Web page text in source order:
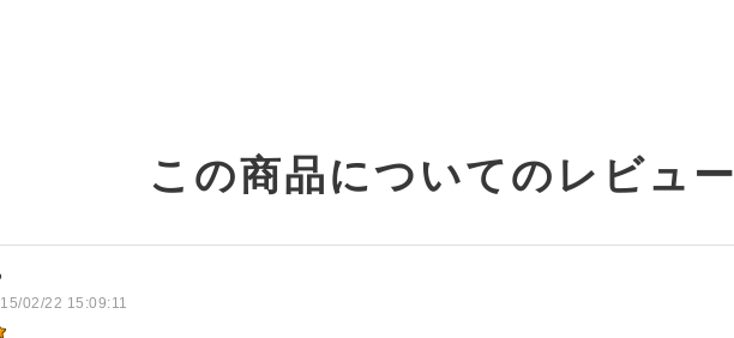
この商品についてのレビュー
02/22 15:09:11